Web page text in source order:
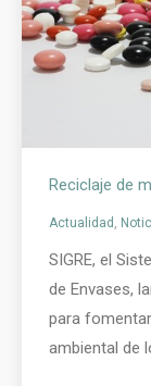
Actualidad
SIGRE, el
de Envases,
para
ambiental de